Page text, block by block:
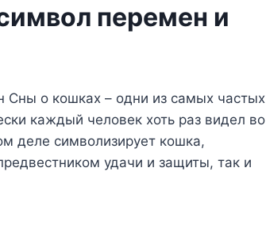
перемен и
о кошках – одни из самых частых
каждый человек хоть раз видел во
деле символизирует кошка,
удачи и защиты, так и